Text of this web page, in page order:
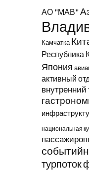
АО "МАВ"
Камчатка
Республика
Япония
активный
внутренний
национальная
турпоток